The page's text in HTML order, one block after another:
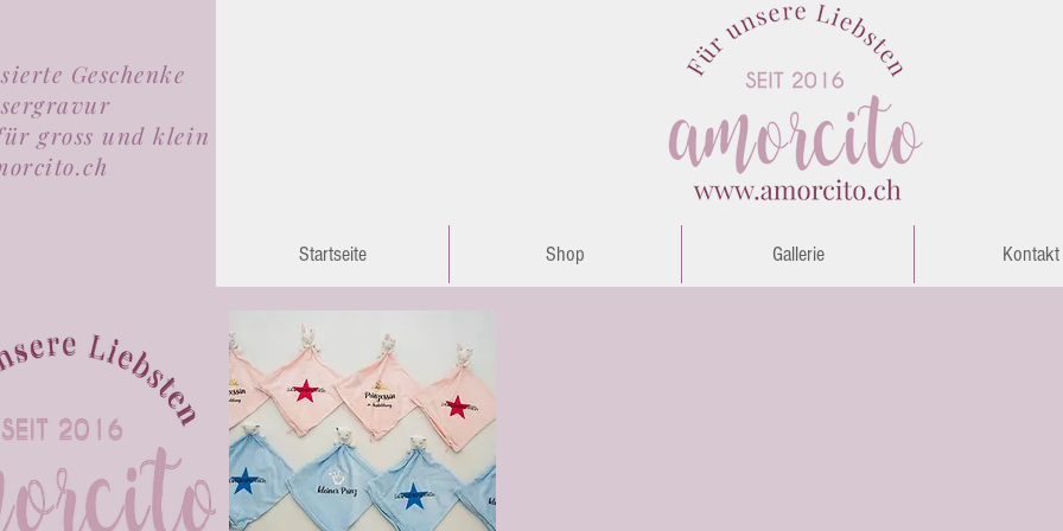
Geschenke
gross und klein
Startseite Shop Gallerie Kontakt